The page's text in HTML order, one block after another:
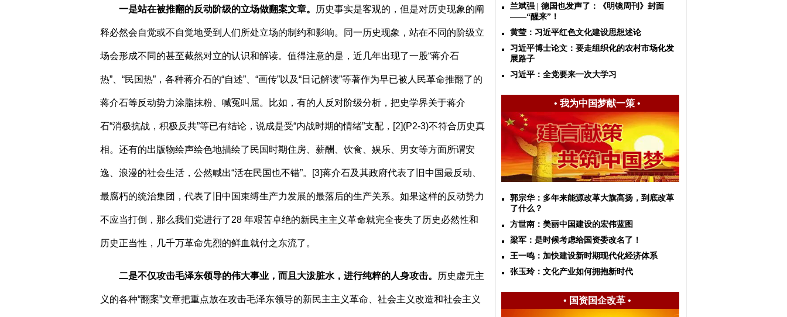
一是站在被推翻的反动阶级的立场做翻案文章。 历史事实是客观的，但是对历史现象的阐
释必然会自觉或不自觉地受到人们所处立场的制约和影响。同一历史现象，站在不同的阶级立
场会形成不同的甚至截然对立的认识和解读。值得注意的是，近几年出现了一股“蒋介石
热”、“民国热”，各种蒋介石的“自述”、“画传”以及“日记解读”等著作为早已被人民革命推翻了的
蒋介石等反动势力涂脂抹粉、喊冤叫屈。比如，有的人反对阶级分析，把史学界关于蒋介
石“消极抗战，积极反共”等已有结论，说成是受“内战时期的情绪”支配， [2](P2-3)不符合历史真
相。还有的出版物绘声绘色地描绘了民国时期住房、薪酬、饮食、娱乐、男女等方面所谓安
逸、浪漫的社会生活，公然喊出“活在民国也不错”。 [3]蒋介石及其政府代表了旧中国最反动、
最腐朽的统治集团，代表了旧中国束缚生产力发展的最落后的生产关系。如果这样的反动势力
不应当打倒，那么我们党进行了28 年艰苦卓绝的新民主主义革命就完全丧失了历史必然性和
历史正当性，几千万革命先烈的鲜血就付之东流了。
二是不仅攻击毛泽东领导的伟大事业，而且大泼脏水，进行纯粹的人身攻击。 历史虚无主
义的各种“翻案”文章把重点放在攻击毛泽东领导的新民主主义革命、社会主义改造和社会主义
兰斌强 | 德国也发声了：《明镜周刊》封面
——“醒来”！
黄莹：习近平红色文化建设思想述论
习近平博士论文：要走组织化的农村市场化发
展路子
习近平：全党要来一次大学习
• 我为中国梦献一策•
郭宗华：多年来能源改革大旗高扬，到底改革
了什么？
方世南：美丽中国建设的宏伟蓝图
梁军：是时候考虑给国资委改名了！
王一鸣：加快建设新时期现代化经济体系
张玉玲：文化产业如何拥抱新时代
• 国资国企改革•